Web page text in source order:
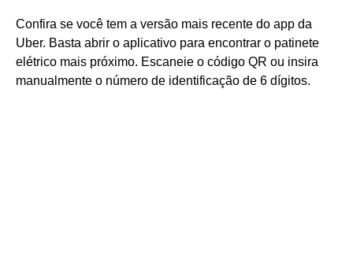
Confira se você tem a versão mais recente do app da
Uber. Basta abrir o aplicativo para encontrar o patinete
elétrico mais próximo. Escaneie o código QR ou insira
manualmente o número de identificação de 6 dígitos.